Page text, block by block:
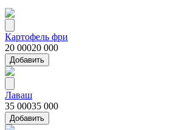
Картофель фри
20 00020 000
Добавить
Лаваш
35 00035 000
Добавить